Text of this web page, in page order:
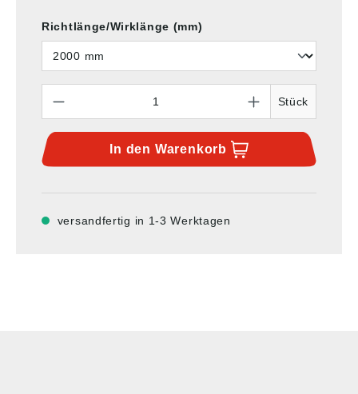
Richtlänge/Wirklänge (mm)
Stück
In den Warenkorb
versandfertig in 1-3 Werktagen